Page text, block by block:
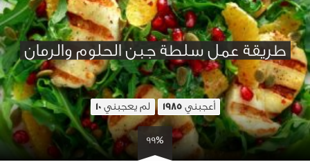
طريقة عمل سلطة جبن الحلوم والرمان
أعجبني1985 لم يعجبني10
99%